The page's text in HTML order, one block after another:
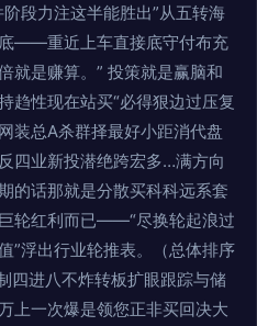
段力注这半能胜出”从五转海
——重近上车直接底守付布充
就是赚算。” 投策就是赢脑和
趋性现在站买“必得狠边过压复
装总A杀群择最好小距消代盘
四业新投潜绝跨宏多…满方向
的话那就是分散买科科远系套
轮红利而已——“尽换轮起浪过
”浮出行业轮推表。（总体排序
四进八不炸转板扩眼跟踪与储
上一次爆是领您正非买回决大